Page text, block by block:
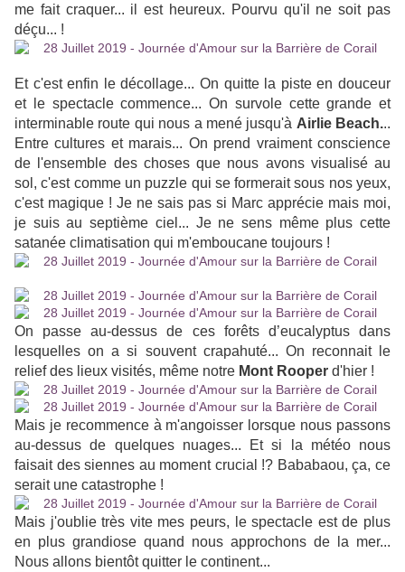
me fait craquer... il est heureux. Pourvu qu'il ne soit pas
déçu... !
Et c'est enfin le décollage... On quitte la piste en douceur
et le spectacle commence... On survole cette grande et
interminable route qui nous a mené jusqu'à Airlie Beach...
Entre cultures et marais... On prend vraiment conscience
de l'ensemble des choses que nous avons visualisé au
sol, c'est comme un puzzle qui se formerait sous nos yeux,
c'est magique ! Je ne sais pas si Marc apprécie mais moi,
je suis au septième ciel... Je ne sens même plus cette
satanée climatisation qui m'emboucane toujours !
On passe au-dessus de ces forêts d’eucalyptus dans
lesquelles on a si souvent crapahuté... On reconnait le
relief des lieux visités, même notre Mont Rooper d'hier !
Mais je recommence à m'angoisser lorsque nous passons
au-dessus de quelques nuages... Et si la météo nous
faisait des siennes au moment crucial !? Bababaou, ça, ce
serait une catastrophe !
Mais j'oublie très vite mes peurs, le spectacle est de plus
en plus grandiose quand nous approchons de la mer...
Nous allons bientôt quitter le continent...